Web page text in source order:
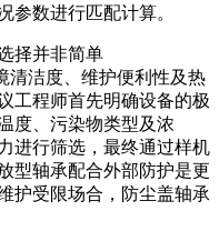
参数进行匹配计算。
择并非简单
清洁度、维护便利性及热
工程师首先明确设备的极
度、污染物类型及浓
进行筛选，最终通过样机
型轴承配合外部防护是更
护受限场合，防尘盖轴承